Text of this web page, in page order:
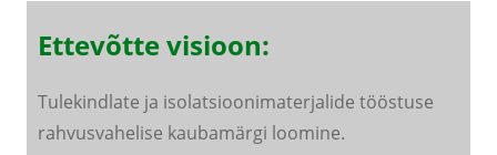
Ettevõtte visioon:
Tulekindlate ja isolatsioonimaterjalide tööstuse
rahvusvahelise kaubamärgi loomine.